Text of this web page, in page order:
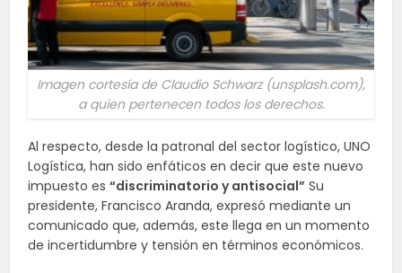
Imagen cortesía de Claudio Schwarz (unsplash.com),
a quien pertenecen todos los derechos.
Al respecto, desde la patronal del sector logístico, UNO
Logística, han sido enfáticos en decir que este nuevo
impuesto es“discriminatorio y antisocial” Su
presidente, Francisco Aranda, expresó mediante un
comunicado que, además, este llega en un momento
de incertidumbre y tensión en términos económicos.